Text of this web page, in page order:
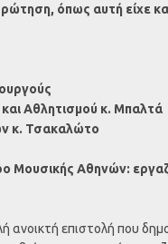
όπως αυτή είχε
και Αθλητισμού κ. Μπαλτά
κ. Τσακαλώτο
Μουσικής Αθηνών:
ανοικτή επιστολή που